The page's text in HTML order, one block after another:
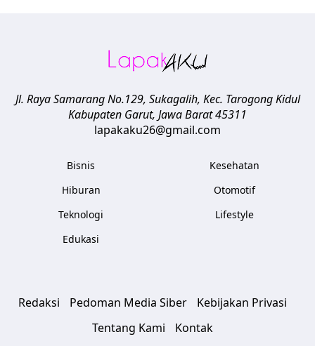
Jl. Raya Samarang No.129, Sukagalih, Kec. Tarogong Kidul
Kabupaten Garut, Jawa Barat45311
lapakaku26@gmail.com
Bisnis
Hiburan
Teknologi
Edukasi
Kesehatan
Otomotif
Lifestyle
Redaksi Pedoman Media Siber
Kebijakan Privasi
Tentang Kami
Kontak